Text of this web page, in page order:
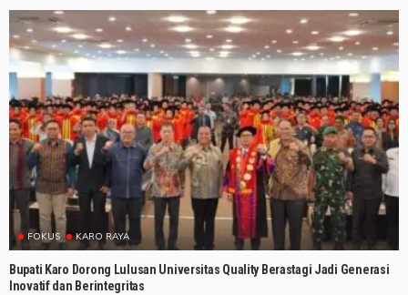
FOKUS KARO RAYA
Bupati Karo Dorong Lulusan Universitas Quality Berastagi Jadi Generasi
Inovatif dan Berintegritas